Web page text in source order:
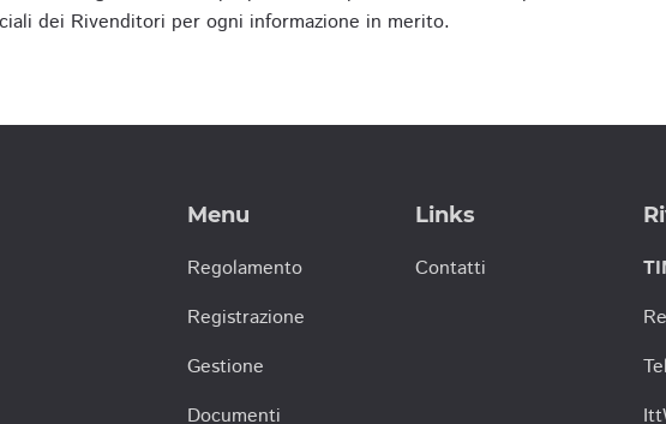
dei Rivenditori per ogni informazione in merito.
Menu
Regolamento
Registrazione
Gestione
Documenti
Links
Contatti